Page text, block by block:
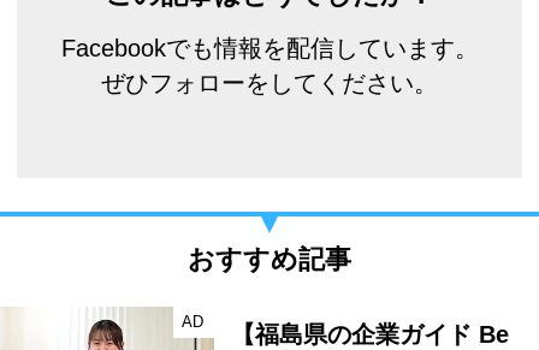
Facebookでも情報を配信しています。
ぜひフォローをしてください。
おすすめ記事
AD
【福島県の企業ガイド Be